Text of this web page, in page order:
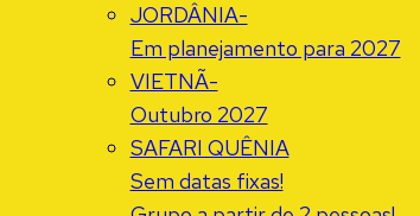
JORDÂNIA-
Em planejamento para 2027
VIETNÃ-
Outubro 2027
SAFARI QUÊNIA
Sem datas fixas!